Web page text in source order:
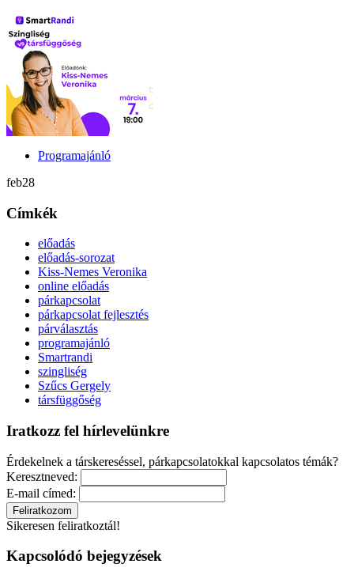
Programajánló
feb28
Címkék
előadás
előadás-sorozat
Kiss-Nemes Veronika
online előadás
párkapcsolat
párkapcsolat fejlesztés
párválasztás
programajánló
Smartrandi
szingliség
Szűcs Gergely
társfüggőség
Iratkozz fel hírlevelünkre
Érdekelnek a társkereséssel, párkapcsolatokkal kapcsolatos témák?
Keresztneved:
E-mail címed:
Sikeresen feliratkoztál!
Kapcsolódó bejegyzések